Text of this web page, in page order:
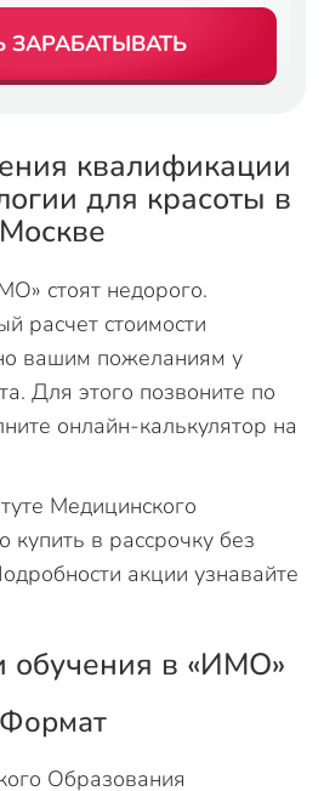
ЗАРАБАТЫВАТЬ
квалификации
для красоты в
Москве
стоят недорого.
расчет стоимости
вашим пожеланиям у
Для этого позвоните по
онлайн-калькулятор на
Медицинского
в рассрочку без
акции узнавайте
обучения в «ИМО»
Формат
Образования